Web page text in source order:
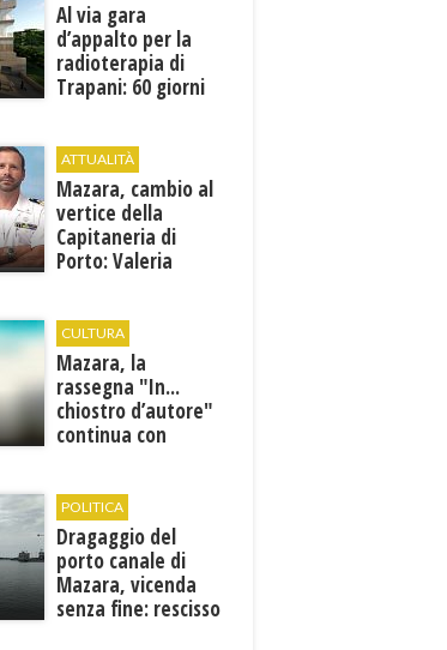
Al via gara
d’appalto per la
radioterapia di
Trapani: 60 giorni
ATTUALITÀ
Mazara, cambio al
vertice della
Capitaneria di
Porto: Valeria
CULTURA
Mazara, la
rassegna "In...
chiostro d’autore"
continua con
POLITICA
Dragaggio del
porto canale di
Mazara, vicenda
senza fine: rescisso